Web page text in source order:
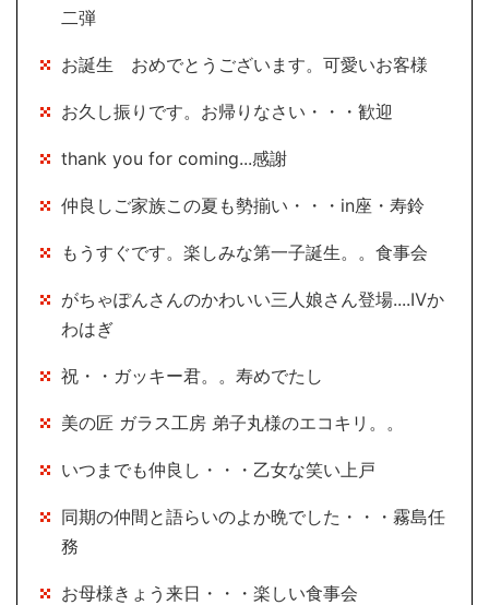
二弾
お誕生 おめでとうございます。可愛いお客様
お久し振りです。お帰りなさい・・・歓迎
thank you for coming...感謝
仲良しご家族この夏も勢揃い・・・in座・寿鈴
もうすぐです。楽しみな第一子誕生。。食事会
がちゃぽんさんのかわいい三人娘さん登場....Ⅳか
わはぎ
祝・・ガッキー君。。寿めでたし
美の匠 ガラス工房 弟子丸様のエコキリ。。
いつまでも仲良し・・・乙女な笑い上戸
同期の仲間と語らいのよか晩でした・・・霧島任
務
お母様きょう来日・・・楽しい食事会